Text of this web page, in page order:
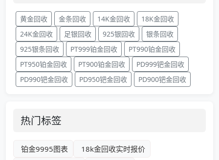
黄金回收 金条回收 14K金回收
18K金回收
24K金回收
足银回收 925银回收
银条回收
925银条回收
PT999铂金回收
PT990铂金回收
PT950铂金回收
PT900铂金回收
PD999钯金回收
PD990钯金回收
PD950钯金回收 PD900钯金回收
热门标签
铂金9995图表
18k金回收实时报价